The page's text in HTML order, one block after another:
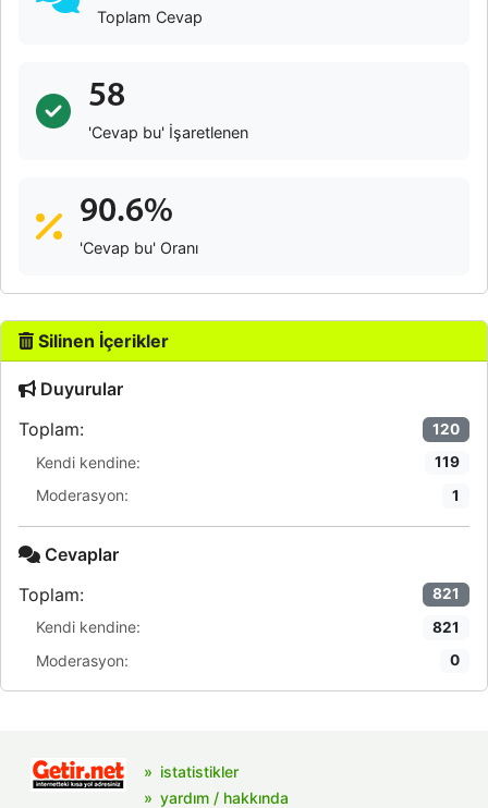
Toplam Cevap
58
'Cevap bu' İşaretlenen
90.6%
'Cevap bu' Oranı
Silinen İçerikler
Duyurular
Toplam:
120
Kendi kendine: 119
Moderasyon: 1
Cevaplar
Toplam:
821
Kendi kendine: 821
Moderasyon: 0
istatistikler
yardım / hakkında